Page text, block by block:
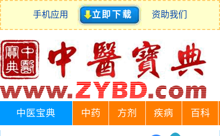
手机应用 立即下载 资助我们
中医宝典 中药 方剂 疾病 百科